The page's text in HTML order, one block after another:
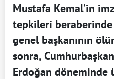
Mustafa Kemal’in
tepkileri beraberinde
genel başkanının
sonra,
Erdoğan